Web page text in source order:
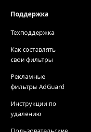
Поддержка
Техподдержка
Как составлять
свои фильтры
Рекламные
фильтры AdGuard
Инструкции по
удалению